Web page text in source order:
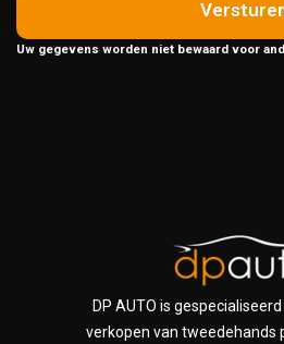
Uw gegevens worden niet bewaard voor
DP AUTO is
verkopen van tweedehands